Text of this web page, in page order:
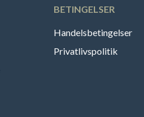
BETINGELSER
Handelsbetingelser
Privatlivspolitik